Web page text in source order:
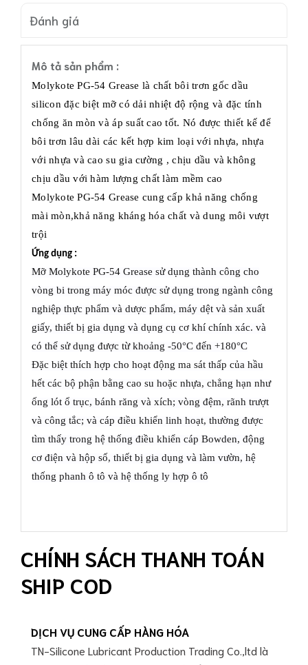
Đánh giá
Mô tả sản phẩm :
Molykote PG-54 Grease là chất bôi trơn gốc dầu
silicon đặc biệt mỡ có dải nhiệt độ rộng và đặc tính
chống ăn mòn và áp suất cao tốt. Nó được thiết kế để
bôi trơn lâu dài các kết hợp kim loại với nhựa, nhựa
với nhựa và cao su gia cường , chịu dầu và không
chịu dầu với hàm lượng chất làm mềm cao
Molykote PG-54 Grease cung cấp khả năng chống
mài mòn,khả năng kháng hóa chất và dung môi vượt
trội
Ứng dụng :
Mỡ Molykote PG-54 Grease sử dụng thành công cho
vòng bi trong máy móc được sử dụng trong ngành công
nghiệp thực phẩm và dược phẩm, máy dệt và sản xuất
giấy, thiết bị gia dụng và dụng cụ cơ khí chính xác. và
có thể sử dụng được từ khoảng -50°C đến +180°C
Đặc biệt thích hợp cho hoạt động ma sát thấp của hầu
hết các bộ phận bằng cao su hoặc nhựa, chẳng hạn như
ống lót ổ trục, bánh răng và xích; vòng đệm, rãnh trượt
và công tắc; và cáp điều khiển linh hoạt, thường được
tìm thấy trong hệ thống điều khiển cáp Bowden, động
cơ điện và hộp số, thiết bị gia dụng và làm vườn, hệ
thống phanh ô tô và hệ thống ly hợp ô tô
CHÍNH SÁCH THANH TOÁN
SHIP COD
DỊCH VỤ CUNG CẤP HÀNG HÓA
TN-Silicone Lubricant Production Trading Co.,ltd là